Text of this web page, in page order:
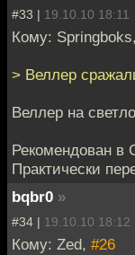
#33 | 19.10.10 18:11
Кому: Springboks,
> Веллер
Веллер на
Рекомендован
Практически
bqbr0 »
#34 | 19.10.10 18:12
Кому: Zed, #26